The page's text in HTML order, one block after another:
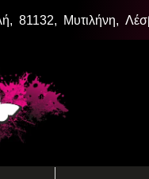
81132, Μυτιλήνη,